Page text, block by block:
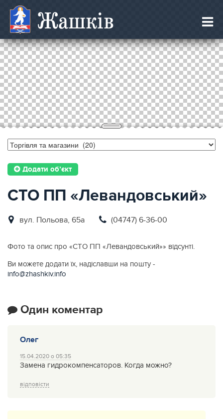
Жашків
Додати об’єкт
СТО ПП «Левандовський»
вул. Польoва, 65а (04747) 6-36-00
Фото та опис про «СТО ПП «Левандовський»» відсунті.
Ви можете додати їх, надіславши на пошту -
info@zhashkiv.info
Один коментар
Олег
15.04.2020 о 05:35
Замена гидрокомпенсаторов. Когда можно?
відповісти